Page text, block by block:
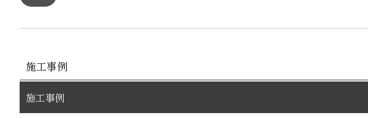
施工事例
施工事例